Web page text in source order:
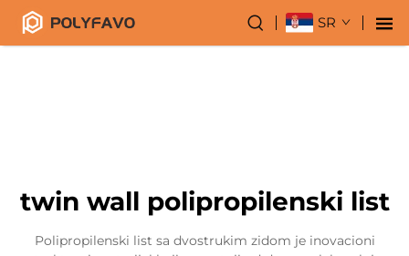
SR
twin wall polipropilenski list
Polipropilenski list sa dvostrukim zidom je inovacioni